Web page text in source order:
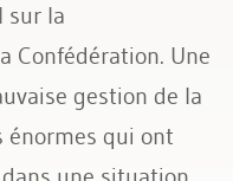
sur la
Confédération. Une
gestion de la
énormes qui ont